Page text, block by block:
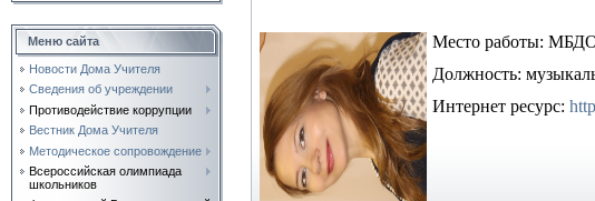
Меню сайта
Новости Дома Учителя
Сведения об учреждении
Противодействие коррупции
Вестник Дома Учителя
Методическое сопровождение
Всероссийская олимпиада
школьников
Место работы:
Должность:
Интернет ресурс: